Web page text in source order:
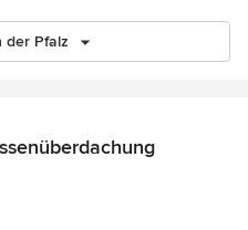
der Pfalz
von 5 Sternen